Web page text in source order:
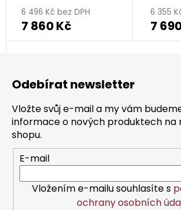
6 496 Kč bez DPH
7 860 Kč
6 355
7
Odebírat newsletter
Vložte svůj e-mail a my vám
informace o nových produktech na
shopu.
E-mail
Vložením e-mailu souhlasíte s
ochrany osobních